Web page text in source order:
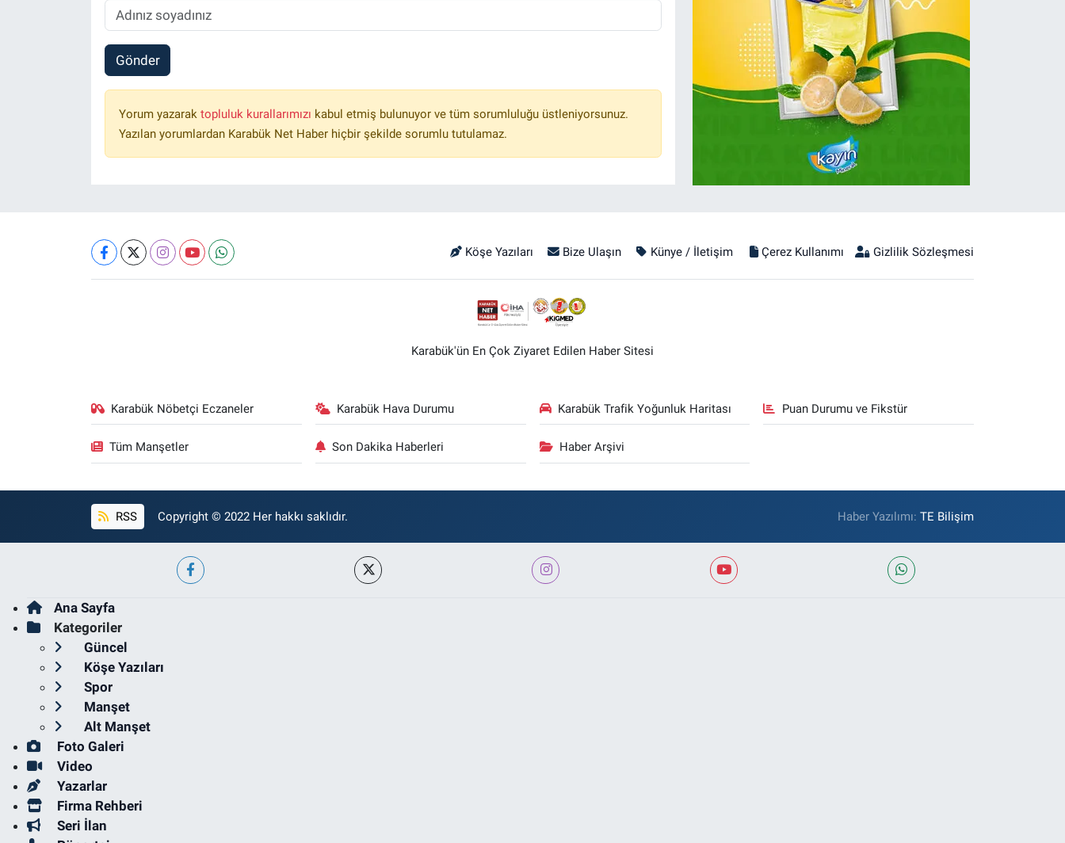
Gönder
Yorum yazarak topluluk kurallarımızı kabul etmiş bulunuyor ve tüm sorumluluğu üstleniyorsunuz.
Yazılan yorumlardan Karabük Net Haber hiçbir şekilde sorumlu tutulamaz.
Köşe Yazıları Bize Ulaşın Künye / İletişim Çerez Kullanımı Gizlilik Sözleşmesi
Karabük'ün En Çok Ziyaret Edilen Haber Sitesi
Karabük Nöbetçi Eczaneler Karabük Hava Durumu Karabük Trafik Yoğunluk Haritası Puan Durumu ve Fikstür
Tüm Manşetler Son Dakika Haberleri Haber Arşivi
RSS Copyright © 2022 Her hakkı saklıdır. Haber Yazılımı:TE Bilişim
Ana Sayfa
Kategoriler
Güncel
Köşe Yazıları
Spor
Manşet
Alt Manşet
Foto Galeri
Video
Yazarlar
Firma Rehberi
Seri İlan